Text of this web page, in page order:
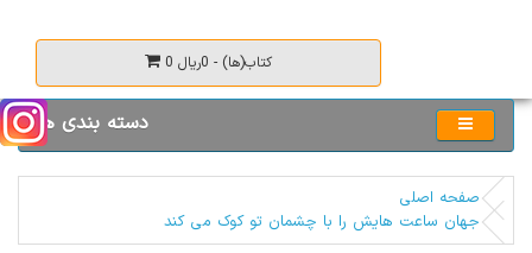
0 کتاب(ها) - 0ریال
دسته بندی ها
صفحه اصلی
جهان ساعت هایش را با چشمان تو کوک می کند